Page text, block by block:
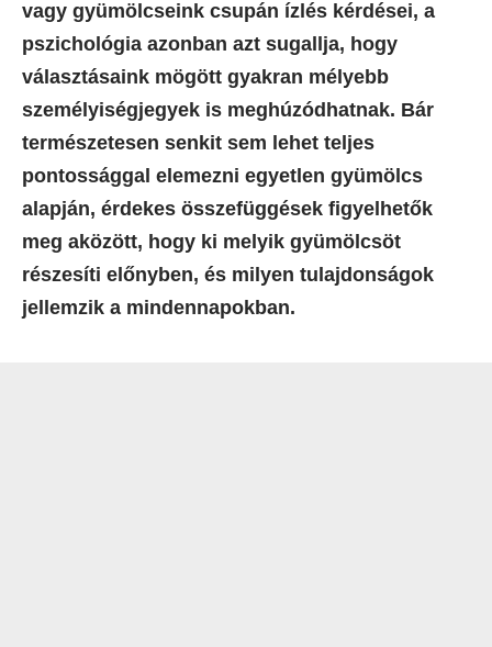
vagy gyümölcseink csupán ízlés kérdései, a
pszichológia azonban azt sugallja, hogy
választásaink mögött gyakran mélyebb
személyiségjegyek is meghúzódhatnak. Bár
természetesen senkit sem lehet teljes
pontossággal elemezni egyetlen gyümölcs
alapján, érdekes összefüggések figyelhetők
meg aközött, hogy ki melyik gyümölcsöt
részesíti előnyben, és milyen tulajdonságok
jellemzik a mindennapokban.